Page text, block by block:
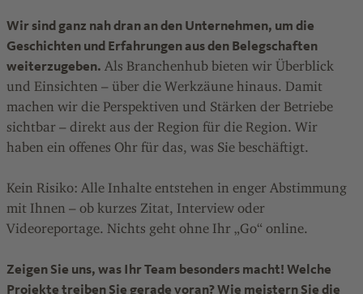
Wir sind ganz nah dran an den Unternehmen, um die
Geschichten und Erfahrungen aus den Belegschaften
weiterzugeben. Als Branchenhub bieten wir Überblick
und Einsichten – über die Werkzäune hinaus. Damit
machen wir die Perspektiven und Stärken der Betriebe
sichtbar – direkt aus der Region für die Region. Wir
haben ein offenes Ohr für das, was Sie beschäftigt.
Kein Risiko: Alle Inhalte entstehen in enger Abstimmung
mit Ihnen – ob kurzes Zitat, Interview oder
Videoreportage. Nichts geht ohne Ihr „Go“ online.
Zeigen Sie uns, was Ihr Team besonders macht! Welche
Projekte treiben Sie gerade voran? Wie meistern Sie die